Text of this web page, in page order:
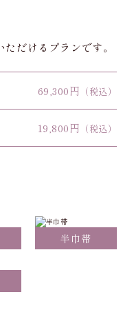
だけるプランです。
69,300円 （税込）
19,800円 （税込）
半巾帯